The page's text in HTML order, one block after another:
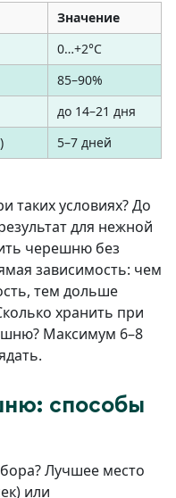
Значение
0…+2°C
85–90%
до 14–21 дня
5–7 дней
таких условиях? До
для нежной
черешню без
зависимость: чем
тем дольше
хранить при
Максимум 6–8
способы
Лучшее место
или